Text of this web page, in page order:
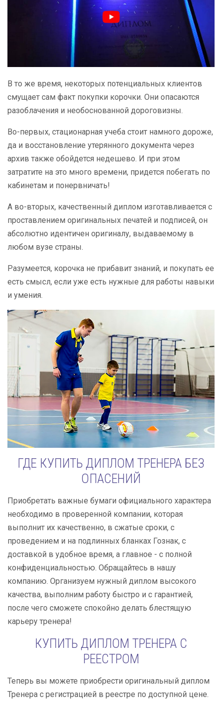
В то же время, некоторых потенциальных клиентов
смущает сам факт покупки корочки. Они опасаются
разоблачения и необоснованной дороговизны.
Во-первых, стационарная учеба стоит намного дороже,
да и восстановление утерянного документа через
архив также обойдется недешево. И при этом
затратите на это много времени, придется побегать по
кабинетам и понервничать!
А во-вторых, качественный диплом изготавливается с
проставлением оригинальных печатей и подписей, он
абсолютно идентичен оригиналу, выдаваемому в
любом вузе страны.
Разумеется, корочка не прибавит знаний, и покупать ее
есть смысл, если уже есть нужные для работы навыки
и умения.
ГДЕ КУПИТЬ ДИПЛОМ ТРЕНЕРА БЕЗ
ОПАСЕНИЙ
Приобретать важные бумаги официального характера
необходимо в проверенной компании, которая
выполнит их качественно, в сжатые сроки, с
проведением и на подлинных бланках Гознак, с
доставкой в удобное время, а главное - с полной
конфиденциальностью. Обращайтесь в нашу
компанию. Организуем нужный диплом высокого
качества, выполним работу быстро и с гарантией,
после чего сможете спокойно делать блестящую
карьеру тренера!
КУПИТЬ ДИПЛОМ ТРЕНЕРА С
РЕЕСТРОМ
Теперь вы можете приобрести оригинальный диплом
Тренера с регистрацией в реестре по доступной цене.